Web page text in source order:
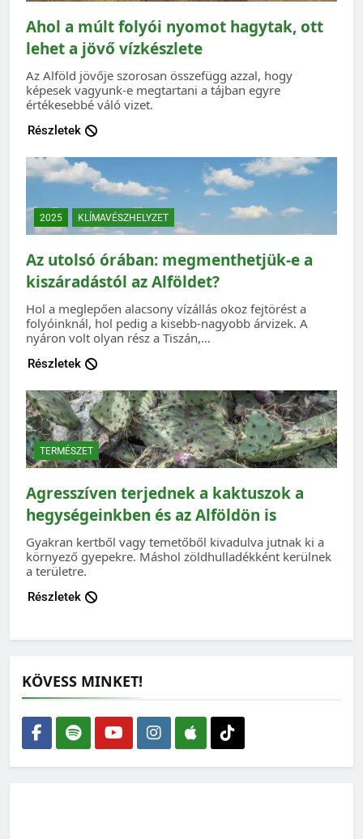
Ahol a múlt folyói nyomot hagytak, ott
lehet a jövő vízkészlete
Az Alföld jövője szorosan összefügg azzal, hogy
képesek vagyunk-e megtartani a tájban egyre
értékesebbé váló vizet.
Részletek
2025 KLÍMAVÉSZHELYZET
Az utolsó órában: megmenthetjük-e a
kiszáradástól az Alföldet?
Hol a meglepően alacsony vízállás okoz fejtörést a
folyóinknál, hol pedig a kisebb-nagyobb árvizek. A
nyáron volt olyan rész a Tiszán,…
Részletek
TERMÉSZET
Agresszíven terjednek a kaktuszok a
hegységeinkben és az Alföldön is
Gyakran kertből vagy temetőből kivadulva jutnak ki a
környező gyepekre. Máshol zöldhulladékként kerülnek
a területre.
Részletek
KÖVESS MINKET!